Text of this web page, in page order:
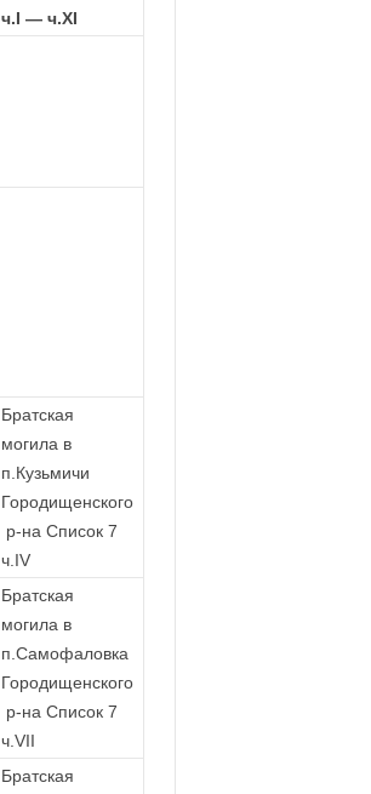
ч.I — ч.XI
Братская
могила в
п.Кузьмичи
Городищенского
р-на Список 7
ч.IV
Братская
могила в
п.Самофаловка
Городищенского
р-на Список 7
ч.VII
Братская